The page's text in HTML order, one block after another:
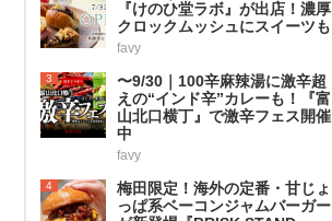
『けのひ堂ラボ』が出店！濃厚
クロックムッシュにスイーツも
favy
3
〜9/30｜100辛麻辣湯に激辛超
えの“インド辛”カレーも！『富
山北口横丁』で激辛フェス開催
中
favy
4
梅田限定！海外の定番・甘じょ
っぱ系ベーコンジャムバーガー